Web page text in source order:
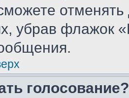
убрав флажок
голосование?